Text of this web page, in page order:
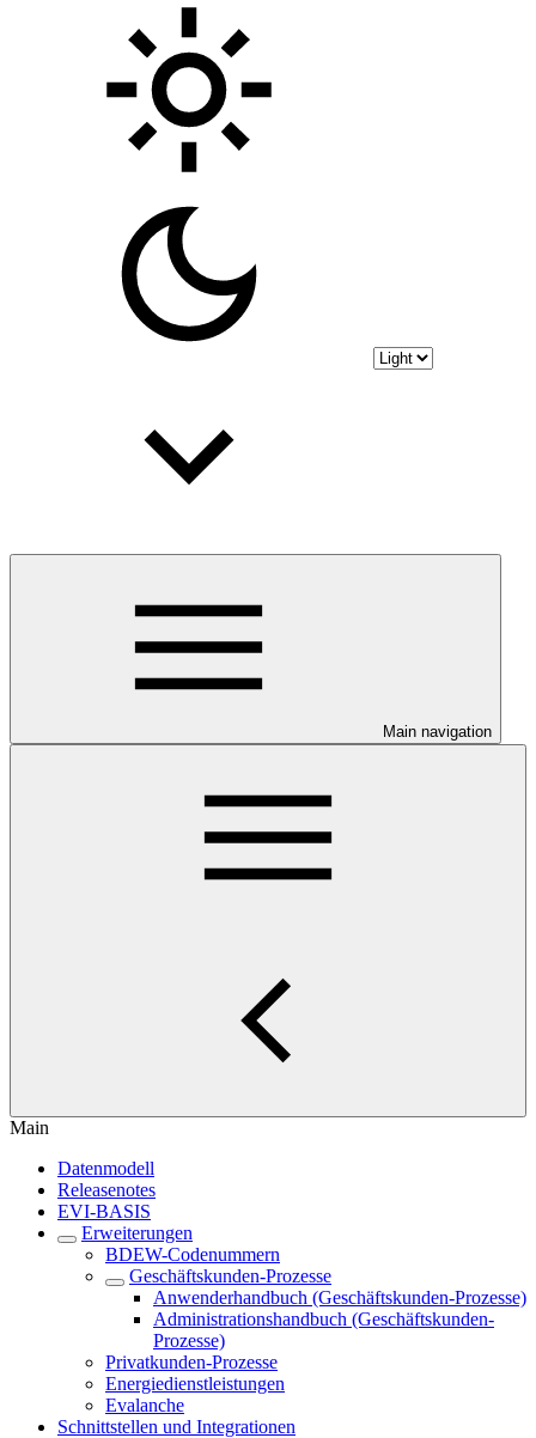
Main navigation
Main
Datenmodell
Releasenotes
EVI-BASIS
Erweiterungen
BDEW-Codenummern
Geschäftskunden-Prozesse
Anwenderhandbuch (Geschäftskunden-Prozesse)
Administrationshandbuch (Geschäftskunden-
Prozesse)
Privatkunden-Prozesse
Energiedienstleistungen
Evalanche
Schnittstellen und Integrationen